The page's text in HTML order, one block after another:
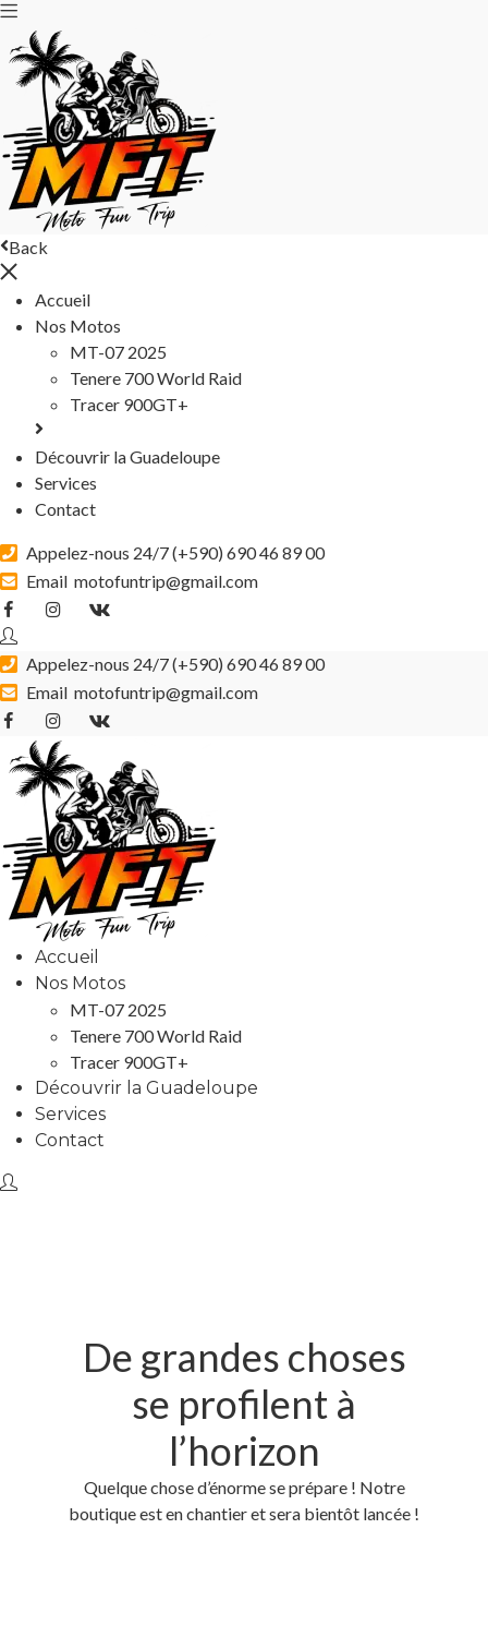
Back
Accueil
Nos Motos
MT-07 2025
Tenere 700 World Raid
Tracer 900GT+
Découvrir la Guadeloupe
Services
Contact
Appelez-nous 24/7 (+590) 690 46 89 00
Email motofuntrip@gmail.com
Appelez-nous 24/7 (+590) 690 46 89 00
Email motofuntrip@gmail.com
Accueil
Nos Motos
MT-07 2025
Tenere 700 World Raid
Tracer 900GT+
Découvrir la Guadeloupe
Services
Contact
De grandes choses
se profilent à
l’horizon
Quelque chose d’énorme se prépare ! Notre
boutique est en chantier et sera bientôt lancée !